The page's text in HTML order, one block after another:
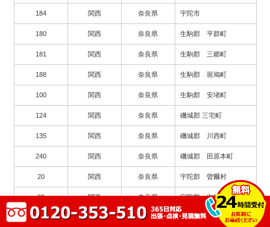
184 関西 奈良県 宇陀市
180 関西 奈良県 生駒郡 平群町
181 関西 奈良県 生駒郡 三郷町
188 関西 奈良県 生駒郡 斑鳩町
100 関西 奈良県 生駒郡 安堵町
124 関西 奈良県 磯城郡 三宅町
135 関西 奈良県 磯城郡 川西町
240 関西 奈良県 磯城郡 田原本町
20 関西 奈良県 宇陀郡 曽爾村
22 関西 奈良県 宇陀郡 御杖村
89 関西 奈良県 高市郡 高取町